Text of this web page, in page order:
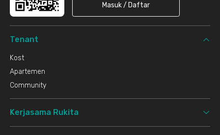
Masuk / Daftar
Tenant
Kost
Apartemen
Community
Kerjasama Rukita